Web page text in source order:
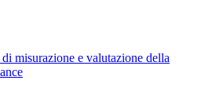
di misurazione e valutazione della